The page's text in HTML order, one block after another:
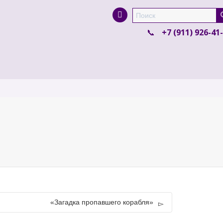
+7 (911) 926-
«Загадка пропавшего корабля»